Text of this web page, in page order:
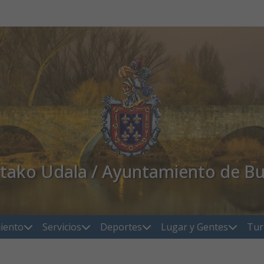
Udala / Ayuntamiento de
Servicios Deportes Lugar y Gentes